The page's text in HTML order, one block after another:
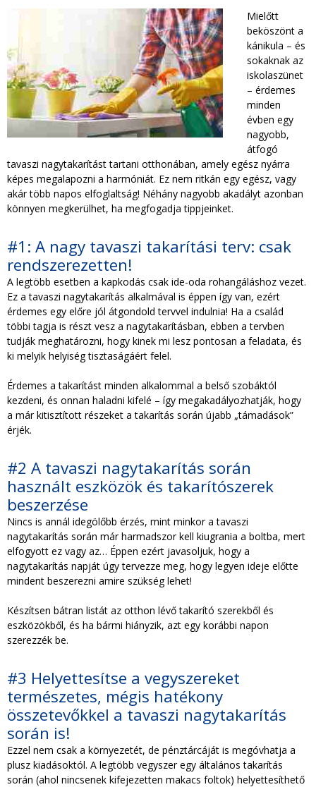
Mielőtt
beköszönt a
kánikula – és
sokaknak az
iskolaszünet
– érdemes
minden
évben egy
nagyobb,
átfogó
tavaszi nagytakarítást tartani otthonában, amely egész nyárra
képes megalapozni a harmóniát. Ez nem ritkán egy egész, vagy
akár több napos elfoglaltság! Néhány nagyobb akadályt azonban
könnyen megkerülhet, ha megfogadja tippjeinket.
#1: A nagy tavaszi takarítási terv: csak
rendszerezetten!
A legtöbb esetben a kapkodás csak ide-oda rohangáláshoz vezet.
Ez a tavaszi nagytakarítás alkalmával is éppen így van, ezért
érdemes egy előre jól átgondold tervvel indulnia! Ha a család
többi tagja is részt vesz a nagytakarításban, ebben a tervben
tudják meghatározni, hogy kinek mi lesz pontosan a feladata, és
ki melyik helyiség tisztaságáért felel.
Érdemes a takarítást minden alkalommal a belső szobáktól
kezdeni, és onnan haladni kifelé – így megakadályozhatják, hogy
a már kitisztított részeket a takarítás során újabb „támadások”
érjék.
#2 A tavaszi nagytakarítás során
használt eszközök és takarítószerek
beszerzése
Nincs is annál idegölőbb érzés, mint minkor a tavaszi
nagytakarítás során már harmadszor kell kiugrania a boltba, mert
elfogyott ez vagy az… Éppen ezért javasoljuk, hogy a
nagytakarítás napját úgy tervezze meg, hogy legyen ideje előtte
mindent beszerezni amire szükség lehet!
Készítsen bátran listát az otthon lévő takarító szerekből és
eszközökből, és ha bármi hiányzik, azt egy korábbi napon
szerezzék be.
#3 Helyettesítse a vegyszereket
természetes, mégis hatékony
összetevőkkel a tavaszi nagytakarítás
során is!
Ezzel nem csak a környezetét, de pénztárcáját is megóvhatja a
plusz kiadásoktól. A legtöbb vegyszer egy általános takarítás
során (ahol nincsenek kifejezetten makacs foltok) helyettesíthető